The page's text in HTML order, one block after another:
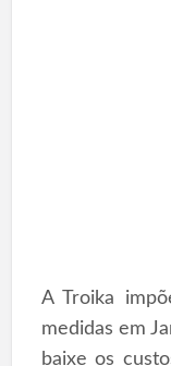
A Troika
medidas em
baixe os